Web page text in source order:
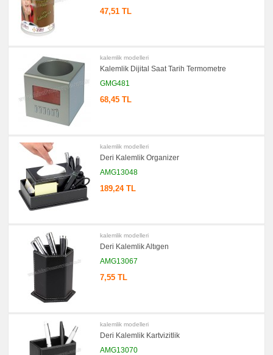
47,51 TL
kalemlik modelleri
Kalemlik Dijital Saat Tarih Termometre
GMG481
68,45 TL
kalemlik modelleri
Deri Kalemlik Organizer
AMG13048
189,24 TL
kalemlik modelleri
Deri Kalemlik Altıgen
AMG13067
7,55 TL
kalemlik modelleri
Deri Kalemlik Kartvizitlik
AMG13070
promosyon
Radyo
promosyon
Bloknot
promosyon
Bardak
Altlığı
&
Para
Tabağı
promosyon
Çantası
&
Sekreter
Bloknot
promosyon
Masa
Seti
Sümen
promosyon
Yapışkan
Notluk
Seti
&
Not
Tutucu
promosyon
Bilgisayar
promosyon
Diğer
Ürünler